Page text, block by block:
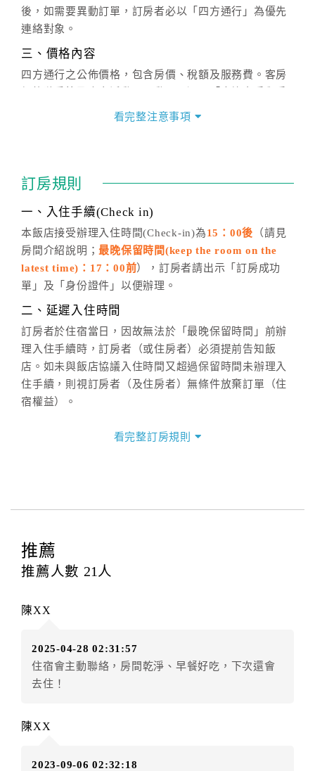
後，如需要異動訂單，訂房者必以「四方通行」為優先
連絡對象。
三、價格內容
四方通行之公佈價格，包含房價、稅額及服務費。客房
價」之當日價格為標準。
話方式異動訂單。
※非客服時間之申辦異動，皆為次日計算及辦理。
五、客服時間
週一至週日，上午9:00～晚上6:00
六、聯絡方式
(07)9682715 。
看完整注意事項
訂房規則
一、入住手續(Check in)
本飯店接受辦理入住時間(Check-in)為15：00後 （請見
房間介紹說明；最晚保留時間(keep the room on the
latest time)：17：00前），訂房者請出示「訂房成功
單」及「身份證件」以便辦理。
二、延遲入住時間
訂房者於住宿當日，因故無法於「最晚保留時間」前辦
理入住手續時，訂房者（或住房者）必須提前告知飯
店。如未與飯店協議入住時間又超過保留時間未辦理入
住手續，則視訂房者（及住房者）無條件放棄訂單（住
宿權益）。
訂房者應於
提出申辦不得異動訂單。
每筆訂單異動限定
訂單異動後，訂單費用總計大於原訂單費用總計時，訂
訂單異動後，訂單費用總計小於原訂單費用總計時，訂
房者不得要求退其差額。（限原訂飯店）
額3個月
．訂房者使用「保留住宿金額」時，請注意！為避免飯
看完整訂房規則
推薦
推薦人數 21 人
陳XX
2025-04-28 02:31:57
住宿會主動聯絡，房間乾淨、早餐好吃，下次還會
去住！
陳XX
2023-09-06 02:32:18